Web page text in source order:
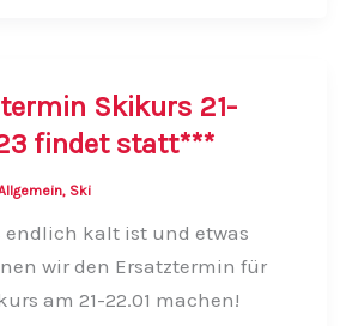
Skikurs 21-
findet statt***
, Ski
endlich kalt ist und etwas
wir den Ersatztermin für
am 21-22.01 machen!